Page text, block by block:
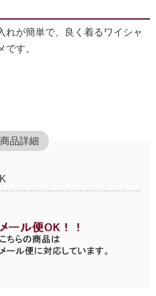
れが簡単で、良く着るワイシャ
す。
商品詳細